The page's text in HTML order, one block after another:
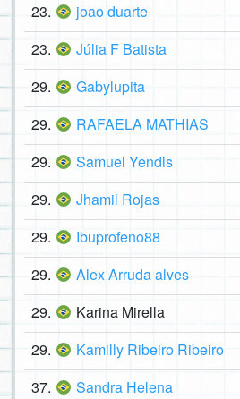
23. joao duarte
23. Júlia F Batista
29. Gabylupita
29. RAFAELA MATHIAS
29. Samuel Yendis
29. Jhamil Rojas
29. Ibuprofeno88
29. Alex Arruda alves
29. Karina Mirella
29. Kamilly Ribeiro Ribeiro
37. Sandra Helena